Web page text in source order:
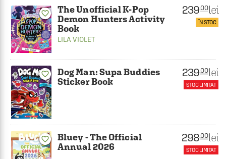
favorite_border
The Unofficial K-Pop
Demon Hunters Activity
Book
LILA VIOLET
239.00 lei
ÎN STOC
favorite_border
Dog Man: Supa Buddies
Sticker Book
239.00 lei
STOC LIMITAT
favorite_border
Bluey - The Official
Annual 2026
298.00 lei
STOC LIMITAT